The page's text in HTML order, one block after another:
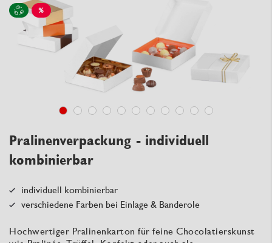
%
SALE
Pralinenverpackung - individuell
kombinierbar
individuell kombinierbar
verschiedene Farben bei Einlage & Banderole
Hochwertiger Pralinenkarton für feine Chocolatierskunst